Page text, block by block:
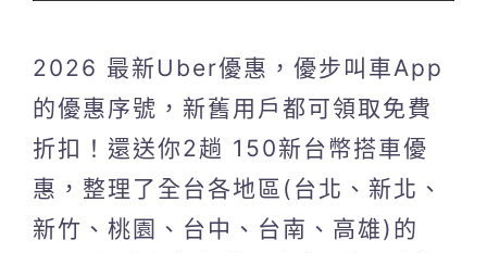
2026 最新Uber優惠，優步叫車App
的優惠序號，新舊用戶都可領取免費
折扣！還送你2趟 150新台幣搭車優
惠，整理了全台各地區(台北、新北、
新竹、桃園、台中、台南、高雄)的